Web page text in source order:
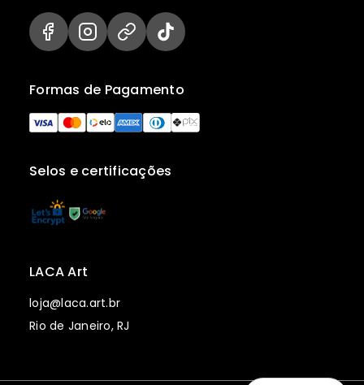
Selos e certificações
Formas de Pagamento
LACA Art
loja@laca.art.br
Rio de Janeiro, RJ